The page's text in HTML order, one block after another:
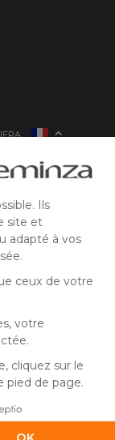
FRA
ou du
produits et
passée avant